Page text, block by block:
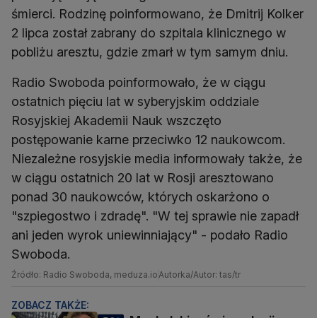
śmierci. Rodzinę poinformowano, że Dmitrij Kolker
2 lipca został zabrany do szpitala klinicznego w
pobliżu aresztu, gdzie zmarł w tym samym dniu.
Radio Swoboda poinformowało, że w ciągu
ostatnich pięciu lat w syberyjskim oddziale
Rosyjskiej Akademii Nauk wszczęto
postępowanie karne przeciwko 12 naukowcom.
Niezależne rosyjskie media informowały także, że
w ciągu ostatnich 20 lat w Rosji aresztowano
ponad 30 naukowców, których oskarżono o
"szpiegostwo i zdradę". "W tej sprawie nie zapadł
ani jeden wyrok uniewinniający" - podało Radio
Swoboda.
Źródło: Radio Swoboda, meduza.ioAutorka/Autor: tas/tr
ZOBACZ TAKŻE: